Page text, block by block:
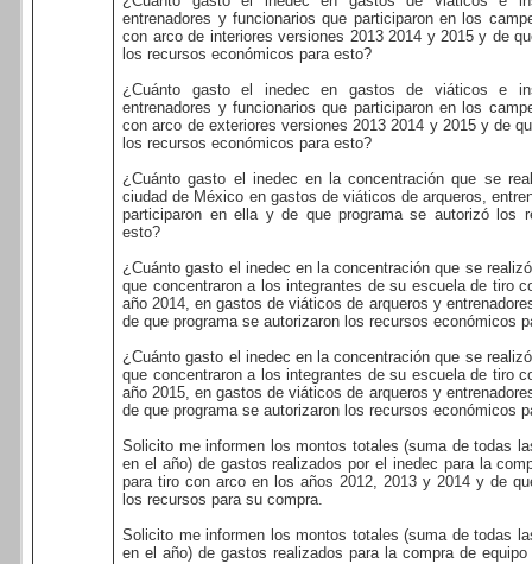
entrenadores y funcionarios que participaron en los
con arco de interiores versiones 2013 2014 y 2015 y de
los recursos económicos para esto?
¿Cuánto gasto el inedec en gastos de viáticos e
entrenadores y funcionarios que participaron en los
con arco de exteriores versiones 2013 2014 y 2015 y de
los recursos económicos para esto?
¿Cuánto gasto el inedec en la concentración que se
ciudad de México en gastos de viáticos de arqueros,
participaron en ella y de que programa se autorizó los
esto?
¿Cuánto gasto el inedec en la concentración que se
que concentraron a los integrantes de su escuela de tiro
año 2014, en gastos de viáticos de arqueros y
de que programa se autorizaron los recursos económicos
¿Cuánto gasto el inedec en la concentración que se
que concentraron a los integrantes de su escuela de tiro
año 2015, en gastos de viáticos de arqueros y
de que programa se autorizaron los recursos económicos
Solicito me informen los montos totales (suma de todas
en el año) de gastos realizados por el inedec para la
para tiro con arco en los años 2012, 2013 y 2014 y de
los recursos para su compra.
Solicito me informen los montos totales (suma de todas
en el año) de gastos realizados para la compra de